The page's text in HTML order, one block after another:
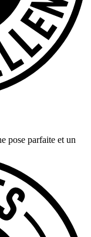
pose parfaite et un